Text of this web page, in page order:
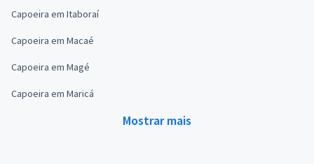
Capoeira em Itaboraí
Capoeira em Macaé
Capoeira em Magé
Capoeira em Maricá
Mostrar mais